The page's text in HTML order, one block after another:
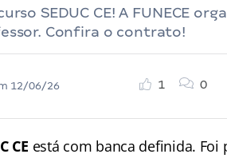
SEDUC CE! A FUNECE
Confira o contrato!
12/06/26
1 0
CE está com banca definida.